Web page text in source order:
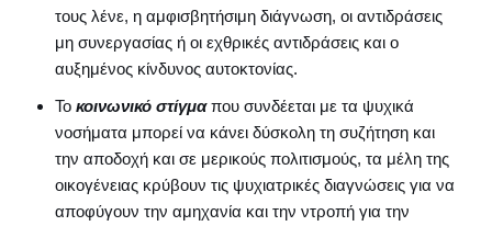
τους λένε, η αμφισβητήσιμη διάγνωση, οι αντιδράσεις
μη συνεργασίας ή οι εχθρικές αντιδράσεις και ο
αυξημένος κίνδυνος αυτοκτονίας.
Το κοινωνικό στίγμαπου συνδέεται με τα ψυχικά
νοσήματα μπορεί να κάνει δύσκολη τη συζήτηση και
την αποδοχή και σε μερικούς πολιτισμούς, τα μέλη της
οικογένειας κρύβουν τις ψυχιατρικές διαγνώσεις για να
αποφύγουν την αμηχανία και την ντροπή για την